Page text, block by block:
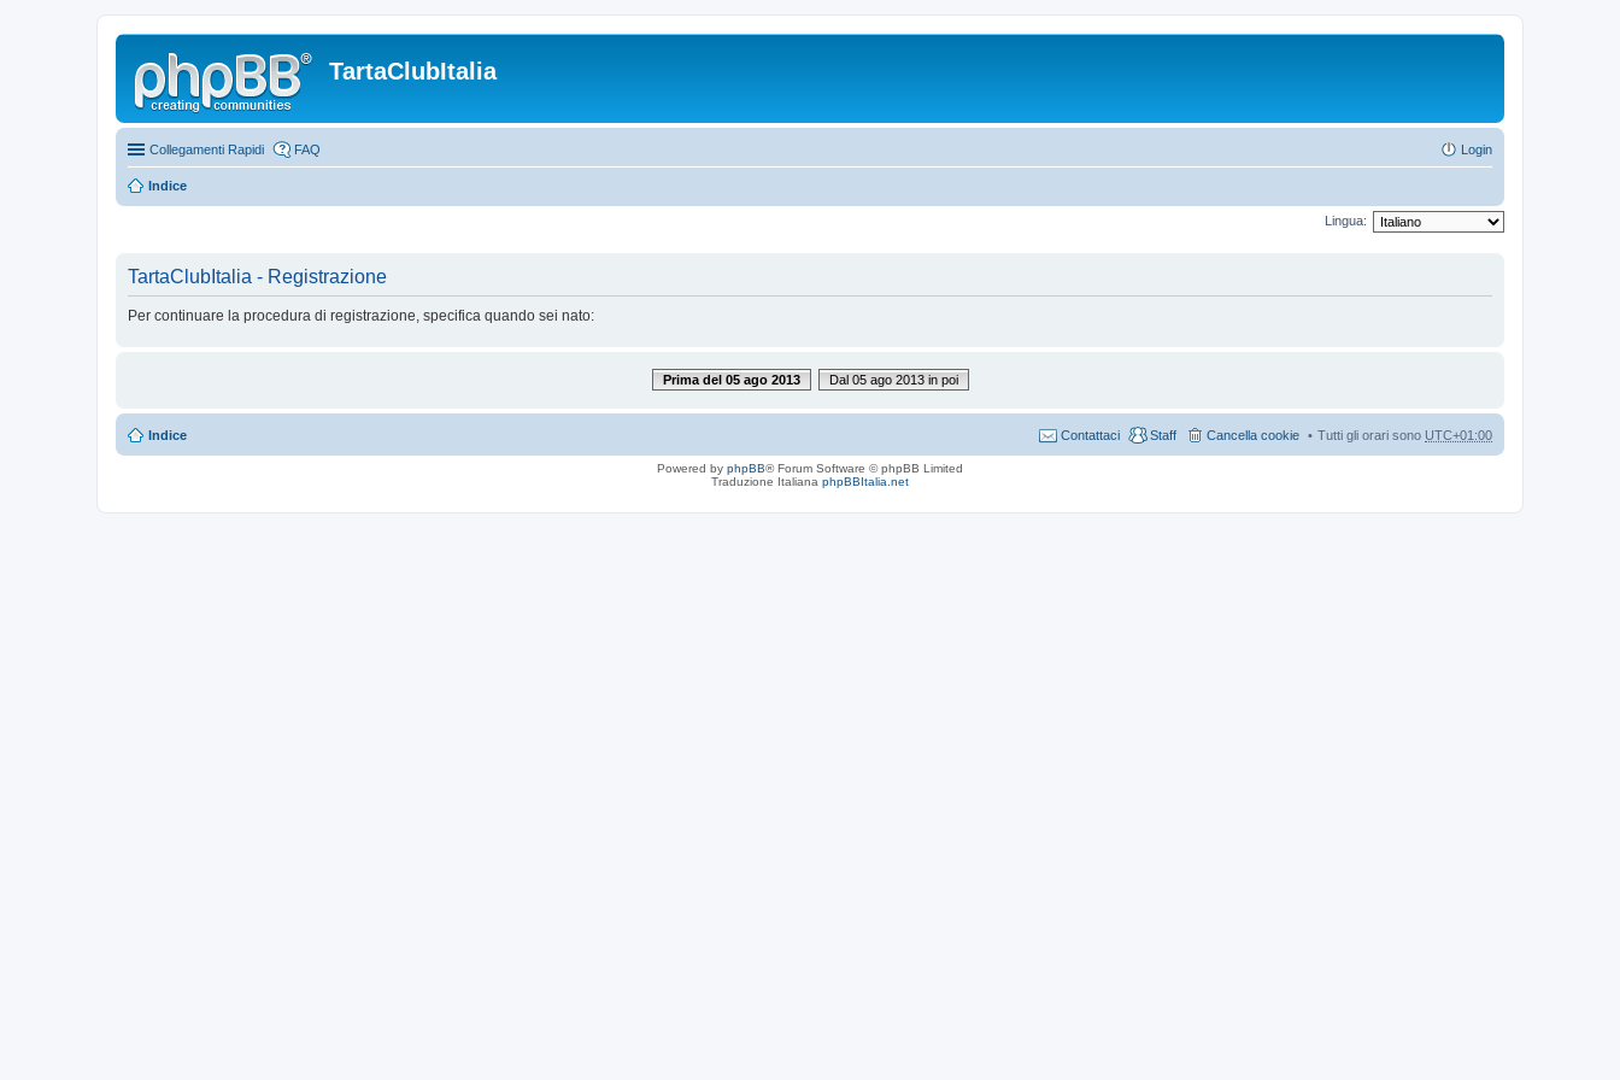
TartaClubItalia
Collegamenti Rapidi FAQ Login
Indice
Lingua:
TartaClubItalia - Registrazione
Per continuare la procedura di registrazione, specifica quando sei nato:
Prima del 05 ago 2013 Dal 05 ago 2013 in poi
Indice Tutti gli orari sono UTC+01:00
Cancella cookie
Staff
Contattaci
Powered by phpBB® Forum Software © phpBB Limited
Traduzione Italiana phpBBItalia.net